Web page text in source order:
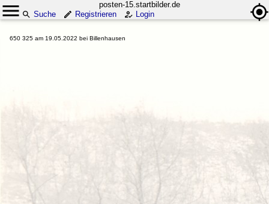
posten-15.startbilder.de
Suche
Registrieren Login
650 325 am 19.05.2022 bei Billenhausen